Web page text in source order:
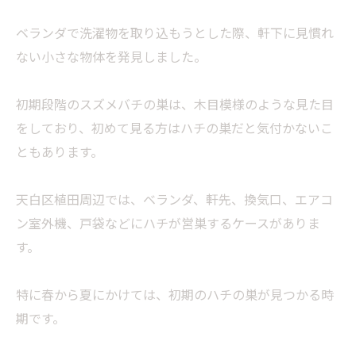
ベランダで洗濯物を取り込もうとした際、軒下に見慣れ
ない小さな物体を発見しました。
初期段階のスズメバチの巣は、木目模様のような見た目
をしており、初めて見る方はハチの巣だと気付かないこ
ともあります。
天白区植田周辺では、ベランダ、軒先、換気口、エアコ
ン室外機、戸袋などにハチが営巣するケースがありま
す。
特に春から夏にかけては、初期のハチの巣が見つかる時
期です。